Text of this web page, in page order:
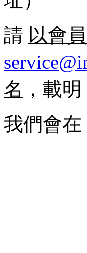
請 以會
名 ，載明
我們會在